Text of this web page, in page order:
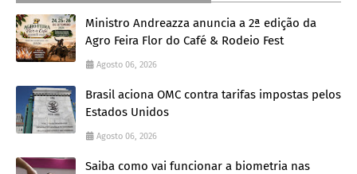
Ministro Andreazza anuncia a 2ª edição da
Agro Feira Flor do Café & Rodeio Fest
Agosto 06, 2026
Brasil aciona OMC contra tarifas impostas pelos
Estados Unidos
Agosto 06, 2026
Saiba como vai funcionar a biometria nas